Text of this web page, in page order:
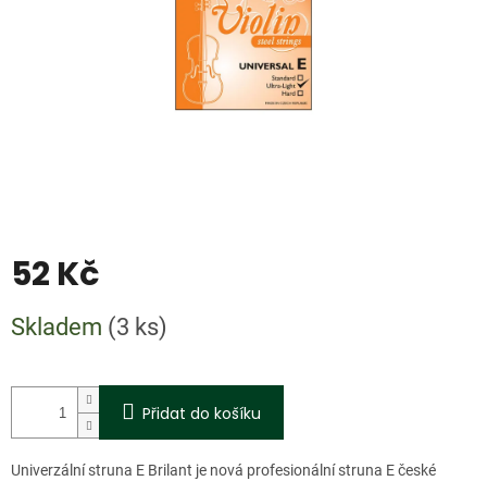
52 Kč
cena:
Skladem (3 ks)
Přidat do košíku
Univerzální struna E Brilant je nová profesionální struna E české